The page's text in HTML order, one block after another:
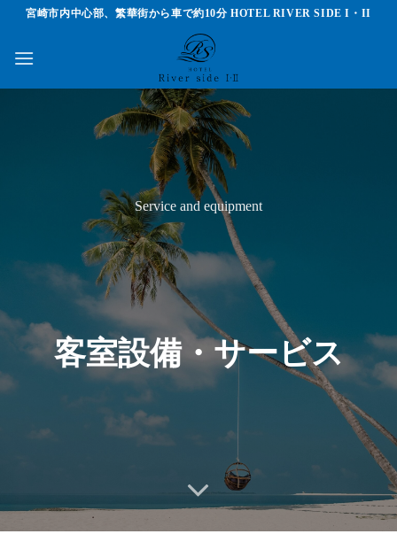
content
宮崎市内中心部、繁華街から車で約10分 HOTEL RIVER SIDE I・II
Service and equipment
客室設備・サービス